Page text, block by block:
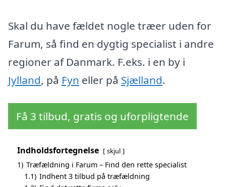
Skal du have fældet nogle træer uden for
Farum, så find en dygtig specialist i andre
regioner af Danmark. F.eks. i en by i
Jylland, på Fyn eller på Sjælland.
Få 3 tilbud, gratis og uforpligtende
Indholdsfortegnelse skjul
1) Træfældning i Farum – Find den rette specialist
1.1) Indhent 3 tilbud på træfældning